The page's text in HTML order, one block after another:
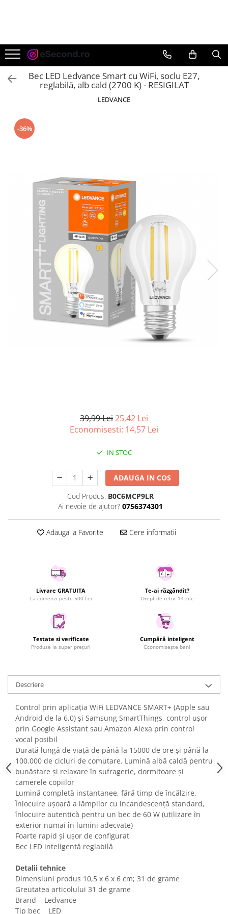
Auto Moto
Accesorii Auto
Anvelope & Jante
Electronice Auto
Intretinere & Cosmetica auto
Trotinete electrice
Casa, Gradina & Bricolaj
Accesorii usi
Bucatarie & Servire
Curatenie si intretinere
Decoratiuni
Gradinarit
Hobby-uri creative
Iluminat & Electrice
Kit-uri automatizari porti si usi
Scule electrice si unelte
Silicon, spume si solutii tehnice
Uscatoare rufe
Utilaje si materiale de constructii
Laptop, Tablete & Telefoane
Accesorii tablete
Telefoane Mobile & accesorii
Electrocasnice & Climatizare
Accesorii si piese masini spalat
rufe si uscatoare
Accesorii si piese masini spalat
Aparate Frigorifice
Aparate Racire Aer
Aragaze si cuptoare cu microunde
Electrocasnice pentru Bucatarie
Fiare de calcat si masini de cusut
Ingrijire Locuinta
Purificatoare de aer
Fashion
Bijuterii
Ceasuri barbatesti
Ceasuri dama
Cutii, curele si accesorii ceasuri
Genti si accesorii barbati
Genti si accesorii femei
Imbracaminte barbati
Imbracaminte femei
Imbracaminte si Incaltaminte copii
Incaltaminte barbati
Incaltaminte femei
Ochelari de soare
Ochelari de vedere
Bec LED Ledvance Smart cu WiFi, soclu E27,
reglabilă, alb cald (2700 K) - RESIGILAT
LEDVANCE
-36%
39,99 Lei25,42 Lei
Economisesti: 14,57 Lei
IN STOC
ADAUGA IN COS
Cod Produs: B0C6MCP9LR
Ai nevoie de ajutor? 0756374301
Adauga la Favorite Cere informatii
Livrare GRATUITA
La comenzi peste 500 Lei
Te-ai răzgândit?
Drept de retur 14 zile
Testate si verificate
Produse la super prețuri
Cumpără inteligent
Economisește bani
Descriere
Control prin aplicația WiFi LEDVANCE SMART+ (Apple sau
Android de la 6.0) și Samsung SmartThings, control ușor
prin Google Assistant sau Amazon Alexa prin control
vocal posibil
Durată lungă de viață de până la 15000 de ore și până la
100.000 de cicluri de comutare. Lumină albă caldă pentru
bunăstare și relaxare în sufragerie, dormitoare și
camerele copiilor
Lumină completă instantanee, fără timp de încălzire.
Înlocuire ușoară a lămpilor cu incandescență standard,
înlocuire autentică pentru un bec de 60 W (utilizare în
exterior numai în lumini adecvate)
Foarte rapid și ușor de configurat
Bec LED inteligentă reglabilă
Detalii tehnice
Dimensiuni produs ‎10,5 x 6 x 6 cm; 31 de grame
Greutatea articolului 31 de grame
Brand Ledvance
Tip bec LED